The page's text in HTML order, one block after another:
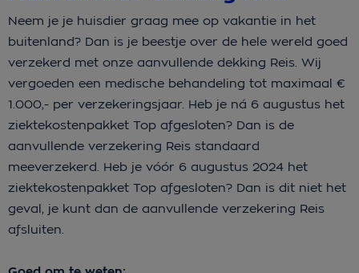
Neem je je huisdier graag mee op vakantie in het
buitenland? Dan is je beestje over de hele wereld goed
verzekerd met onze aanvullende dekking Reis. Wij
vergoeden een medische behandeling tot maximaal €
1.000,- per verzekeringsjaar. Heb je ná 6 augustus het
ziektekostenpakket Top afgesloten? Dan is de
aanvullende verzekering Reis standaard
meeverzekerd. Heb je vóór 6 augustus 2024 het
ziektekostenpakket Top afgesloten? Dan is dit niet het
geval, je kunt dan de aanvullende verzekering Reis
afsluiten.